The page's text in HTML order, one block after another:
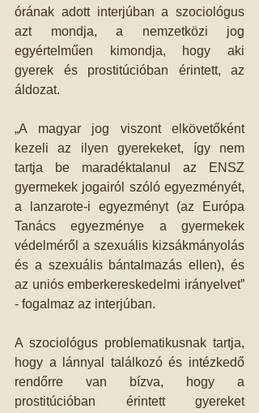
órának adott interjúban a szociológus
azt mondja, a nemzetközi jog
egyértelműen kimondja, hogy aki
gyerek és prostitúcióban érintett, az
áldozat.
„A magyar jog viszont elkövetőként
kezeli az ilyen gyerekeket, így nem
tartja be maradéktalanul az ENSZ
gyermekek jogairól szóló egyezményét,
a lanzarote-i egyezményt (az Európa
Tanács egyezménye a gyermekek
védelméről a szexuális kizsákmányolás
és a szexuális bántalmazás ellen), és
az uniós emberkereskedelmi irányelvet”
- fogalmaz az interjúban.
A szociológus problematikusnak tartja,
hogy a lánnyal találkozó és intézkedő
rendőrre van bízva, hogy a
prostitúcióban érintett gyereket